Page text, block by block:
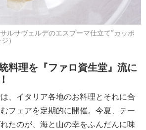
ルサヴェルデのエスプーマ仕立て“カッポ
）
料理を『ファロ資生堂』流に
、イタリア各地のお料理とそれに合
フェアを定期的に開催。今夏、テー
たのが、海と山の幸をふんだんに味